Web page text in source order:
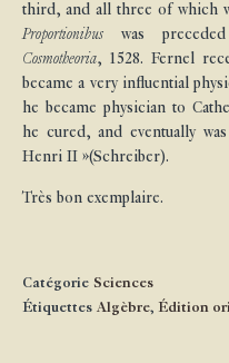
third, and all three of which
Proportionibus was
Cosmotheoria, 1528. Fernel
became a very influential
he became physician to
he cured, and eventually
Henri II »(Schreiber).
Très bon exemplaire.
Catégorie Sciences
Étiquettes Algèbre, Édition